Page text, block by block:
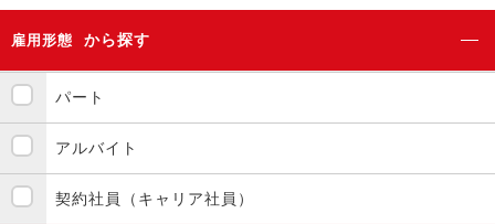
雇用形態 から探す
パート
アルバイト
契約社員（キャリア社員）